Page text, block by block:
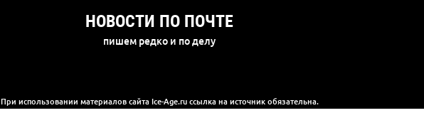
НОВОСТИ ПО ПОЧТЕ
пишем редко и по делу
При использовании материалов сайта Ice-Age.ru ссылка на источник обязательна.